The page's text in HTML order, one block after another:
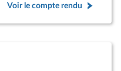
Voir le compte rendu